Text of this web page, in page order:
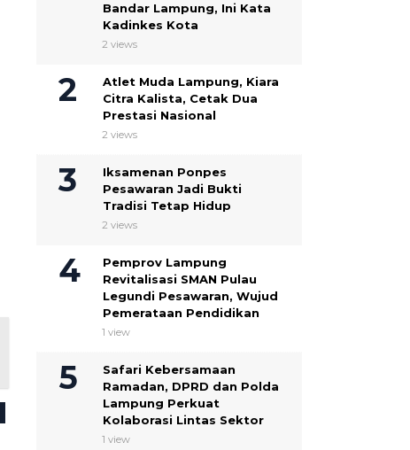
Bandar Lampung, Ini Kata
Kadinkes Kota
2 views
Atlet Muda Lampung, Kiara
Citra Kalista, Cetak Dua
Prestasi Nasional
2 views
Iksamenan Ponpes
Pesawaran Jadi Bukti
Tradisi Tetap Hidup
2 views
Pemprov Lampung
Revitalisasi SMAN Pulau
Legundi Pesawaran, Wujud
Pemerataan Pendidikan
1 view
Safari Kebersamaan
Ramadan, DPRD dan Polda
Lampung Perkuat
Kolaborasi Lintas Sektor
1 view